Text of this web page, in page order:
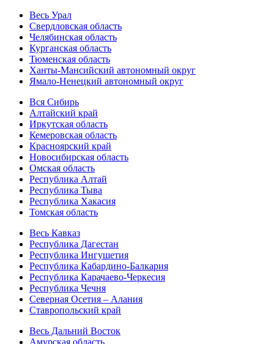
Весь Урал
Свердловская область
Челябинская область
Курганская область
Тюменская область
Ханты-Мансийский автономный округ
Ямало-Ненецкий автономный округ
Вся Сибирь
Алтайский край
Иркутская область
Кемеровская область
Красноярский край
Новосибирская область
Омская область
Республика Алтай
Республика Тыва
Республика Хакасия
Томская область
Весь Кавказ
Республика Дагестан
Республика Ингушетия
Республика Кабардино-Балкария
Республика Карачаево-Черкесия
Республика Чечня
Северная Осетия – Алания
Ставропольский край
Весь Дальний Восток
Амурская область